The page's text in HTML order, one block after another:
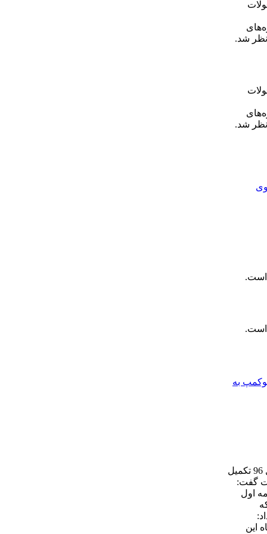
نظر شد.
نظر شد.
است.
است.
به
خان‌کرمی گفت: محصولات رنو همواره از استقبال خوبی برخوردار است به طوری که رنو اچ 30 کراس، تمام ظرفیت فروش آن تا پایان سال 96 تکمیل
گفت:
از نیمه اول
این